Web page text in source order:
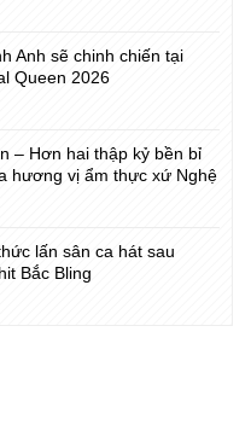
Anh sẽ chinh chiến tại
Queen 2026
– Hơn hai thập kỷ bền bỉ
hương vị ẩm thực xứ Nghệ
lấn sân ca hát sau
Bắc Bling